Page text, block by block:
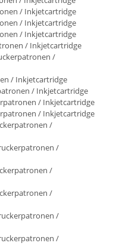
/ Inkjetcartridge
/ Inkjetcartridge
/ Inkjetcartridge
/ Inkjetcartridge
/
/ Inkjetcartridge
/ Inkjetcartridge
/ Inkjetcartridge
/ Inkjetcartridge
/
/
/
/
/
/